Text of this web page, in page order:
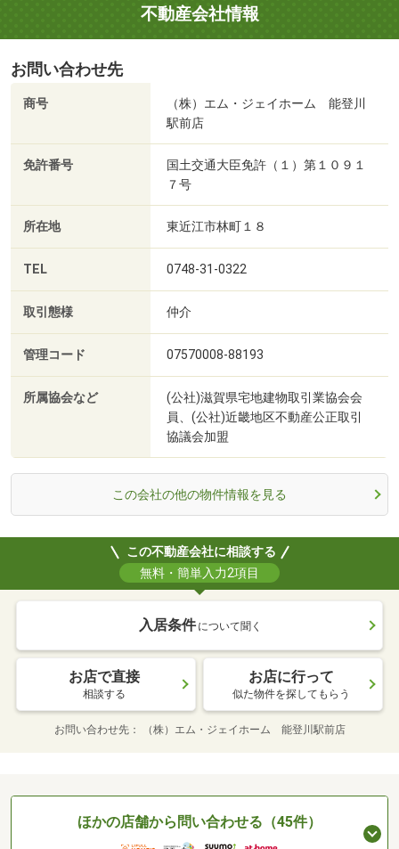
不動産会社情報
お問い合わせ先
商号
（株）エム・ジェイホーム 能登川
駅前店
免許番号
国土交通大臣免許（１）第１０９１
７号
所在地 東近江市林町１８
TEL 0748-31-0322
取引態様 仲介
管理コード 07570008-88193
所属協会など
(公社)滋賀県宅地建物取引業協会会
員、(公社)近畿地区不動産公正取引
協議会加盟
この会社の他の物件情報を見る
この不動産会社に相談する
無料・簡単入力2項目
入居条件 について聞く
お店で直接
相談する
お店に行って
似た物件を探してもらう
お問い合わせ先 （株）エム・ジェイホーム 能登川駅前店
ほかの店舗から問い合わせる（45件）